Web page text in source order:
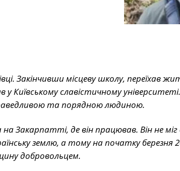
Закінчивши місцеву школу, переїхав
Київському славістичному
та порядною людиною.
Закарпатті, де він працював. Він не
землю, а тому на початку березня
добровольцем.